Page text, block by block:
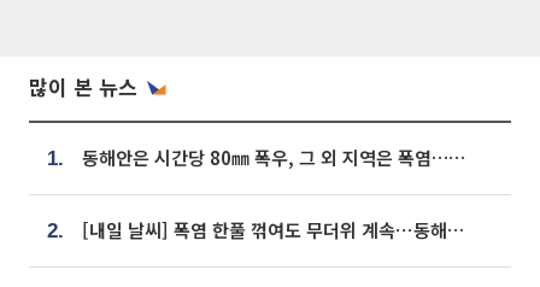
많이 본 뉴스
1. 동해안은 시간당 80㎜ 폭우, 그 외 지역은 폭염…‘극과 극 날씨’
2. [내일 날씨] 폭염 한풀 꺾여도 무더위 계속⋯동해안 이틀 연속 비